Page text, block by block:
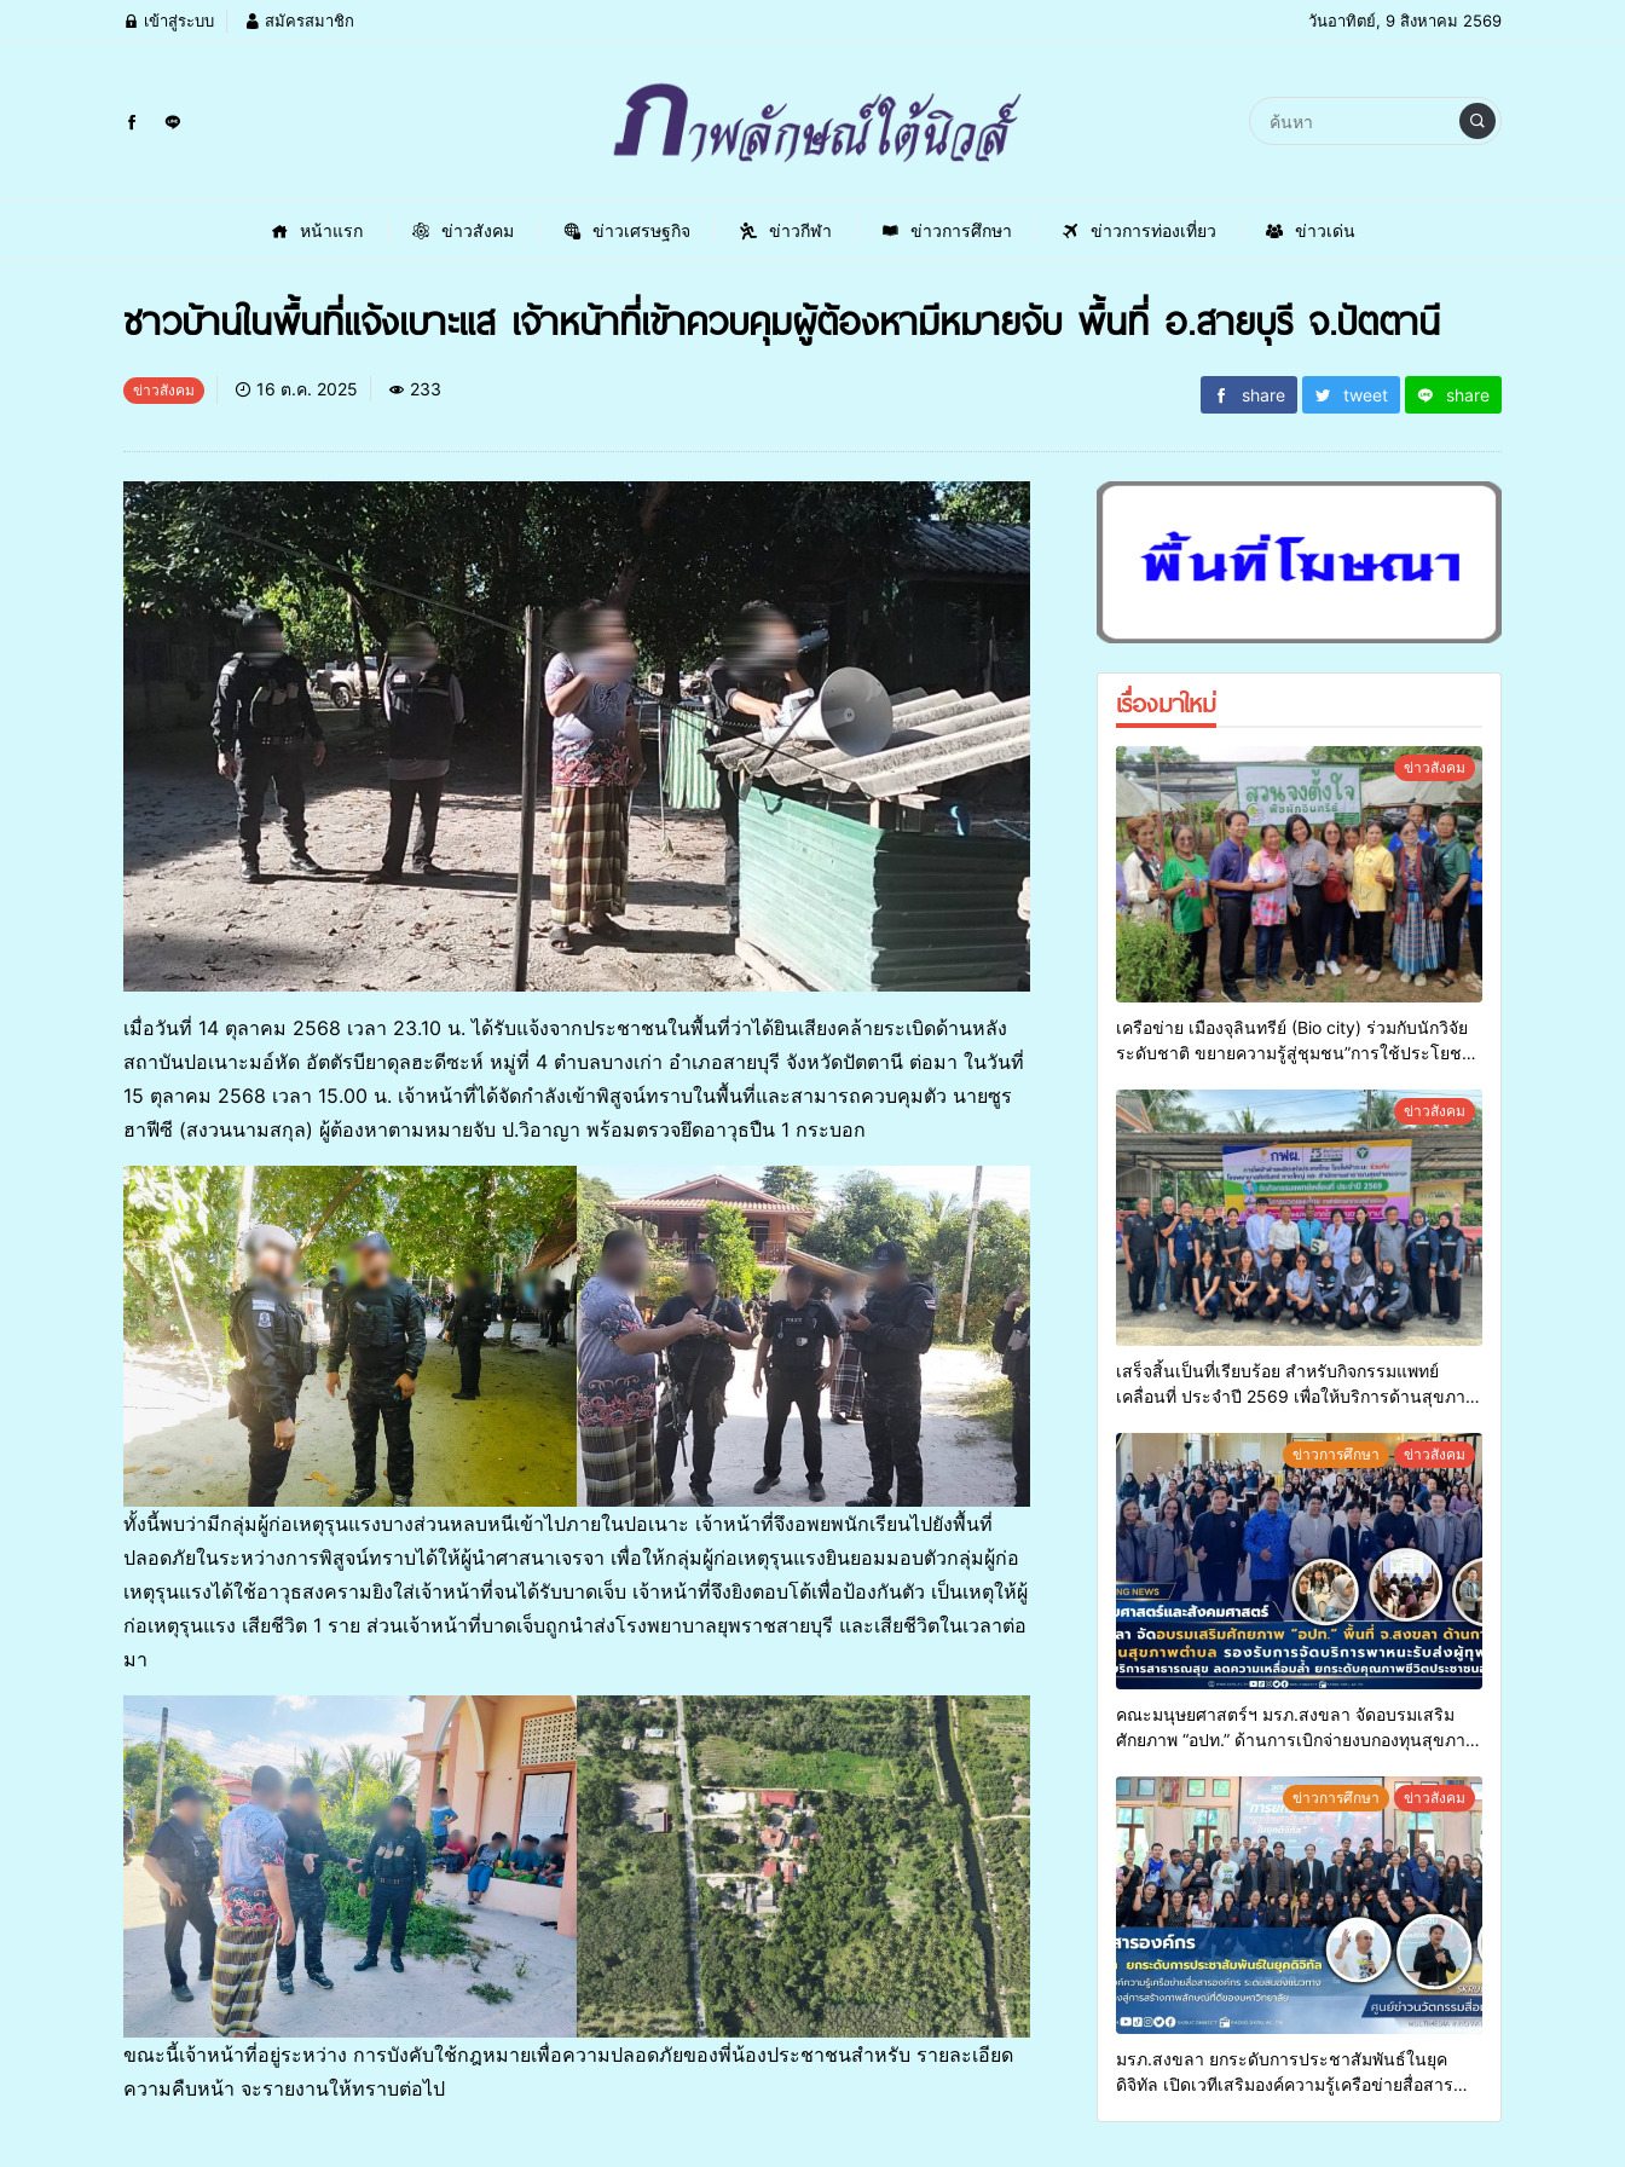
เข้าสู่ระบบ สมัครสมาชิก วันอาทิตย์, 9 สิงหาคม 2569
หน้าแรก ข่าวสังคม ข่าวเศรษฐกิจ ข่าวกีฬา ข่าวการศึกษา ข่าวการท่องเที่ยว ข่าวเด่น
ชาวบ้านในพื้นที่แจ้งเบาะแส เจ้าหน้าที่เข้าควบคุมผู้ต้องหามีหมายจับ พื้นที่ อ.สายบุรี จ.ปัตตานี
ข่าวสังคม 16 ต.ค. 2025 233 share tweet share
เมื่อวันที่ 14 ตุลาคม 2568 เวลา 23.10 น. ได้รับแจ้งจากประชาชนในพื้นที่ว่าได้ยินเสียงคล้ายระเบิดด้านหลัง
สถาบันปอเนาะมอ์หัด อัตตัรบียาดุลฮะดีซะห์ หมู่ที่ 4 ตำบลบางเก่า อำเภอสายบุรี จังหวัดปัตตานี ต่อมา ในวันที่
15 ตุลาคม 2568 เวลา 15.00 น. เจ้าหน้าที่ได้จัดกำลังเข้าพิสูจน์ทราบในพื้นที่และสามารถควบคุมตัว นายซูร
ฮาฟีซี (สงวนนามสกุล) ผู้ต้องหาตามหมายจับ ป.วิอาญา พร้อมตรวจยึดอาวุธปืน 1 กระบอก
ทั้งนี้พบว่ามีกลุ่มผู้ก่อเหตุรุนแรงบางส่วนหลบหนีเข้าไปภายในปอเนาะ เจ้าหน้าที่จึงอพยพนักเรียนไปยังพื้นที่
ปลอดภัยในระหว่างการพิสูจน์ทราบได้ให้ผู้นำศาสนาเจรจา เพื่อให้กลุ่มผู้ก่อเหตุรุนแรงยินยอมมอบตัวกลุ่มผู้ก่อ
เหตุรุนแรงได้ใช้อาวุธสงครามยิงใส่เจ้าหน้าที่จนได้รับบาดเจ็บ เจ้าหน้าที่จึงยิงตอบโต้เพื่อป้องกันตัว เป็นเหตุให้ผู้
ก่อเหตุรุนแรง เสียชีวิต 1 ราย ส่วนเจ้าหน้าที่บาดเจ็บถูกนำส่งโรงพยาบาลยุพราชสายบุรี และเสียชีวิตในเวลาต่อ
มา
ขณะนี้เจ้าหน้าที่อยู่ระหว่าง การบังคับใช้กฎหมายเพื่อความปลอดภัยของพี่น้องประชาชนสำหรับ รายละเอียด
ความคืบหน้า จะรายงานให้ทราบต่อไป
เรื่องมาใหม่
ข่าวสังคม
เครือข่าย เมืองจุลินทรีย์ (Bio city) ร่วมกับนักวิจัย
ระดับชาติ ขยายความรู้สู่ชุมชน”การใช้ประโยชน์
ค่า-พืชเศรษฐกิจ”
ข่าวสังคม
เสร็จสิ้นเป็นที่เรียบร้อย สำหรับกิจกรรมแพทย์
เคลื่อนที่ ประจำปี 2569 เพื่อให้บริการด้านสุขภาพ
ข่าวการศึกษา ข่าวสังคม
คณะมนุษยศาสตร์ฯ มรภ.สงขลา จัดอบรมเสริม
ศักยภาพ “อปท.” ด้านการเบิกจ่ายงบกองทุนสุขภาพ
ทุพพลภาพเพื่อเข้ารับบริการสาธารณสุข ลดความ
เหลื่อมล้ำ ยกระดับคุณภาพชีวิตประชาชนอย่าง
ยั่งยืน
ข่าวการศึกษา ข่าวสังคม
มรภ.สงขลา ยกระดับการประชาสัมพันธ์ในยุค
ดิจิทัล เปิดเวทีเสริมองค์ความรู้เครือข่ายสื่อสาร